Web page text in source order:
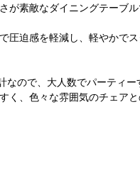
が素敵なダイニングテーブル
圧迫感を軽減し、軽やかで
ので、大人数でパーティー
く、色々な雰囲気のチェア